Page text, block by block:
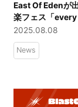
East Of Edenが
楽フェス「
2025」第二弾出
ト発表！
2025.08.08
News